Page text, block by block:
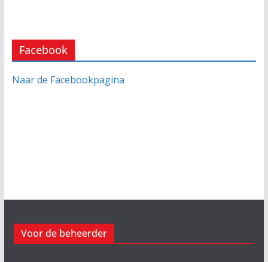
Facebook
Naar de Facebookpagina
Voor de beheerder